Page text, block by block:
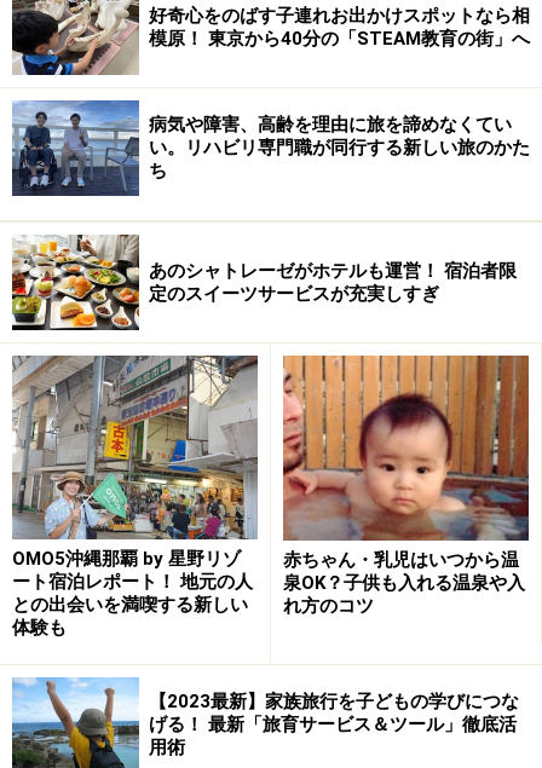
天然温泉の大浴場や、タラソテラピーなどもあるので癒
されたいママにもおすすめ。
小さな乳幼児がいてものびのび過ごせる土足厳禁のオー
シャンキッズルームにはクマノミの部屋、ジンベエザ
メ、ウミガメ、イルカ、チンアナゴの5種類がありま
す。
【DATA】
ホテルオリオンモトブリゾート＆スパ
住所：沖縄県国頭郡本部町備瀬148番地1
TEL：0980-51-7300
【フサキリゾートヴィレッジ】
ファミリールームが充実したガーデンテラ
スもOPEN！
好奇心をのばす子連れお出かけスポットなら相
模原！ 東京から40分の「STEAM教育の街」へ
病気や障害、高齢を理由に旅を諦めなくてい
い。リハビリ専門職が同行する新しい旅のかた
ち
あのシャトレーゼがホテルも運営！ 宿泊者限
定のスイーツサービスが充実しすぎ
OMO5沖縄那覇 by 星野リゾ
ート宿泊レポート！ 地元の人
との出会いを満喫する新しい
体験も
赤ちゃん・乳児はいつから温
泉OK？子供も入れる温泉や入
れ方のコツ
【2023最新】家族旅行を子どもの学びにつな
げる！ 最新「旅育サービス＆ツール」徹底活
用術